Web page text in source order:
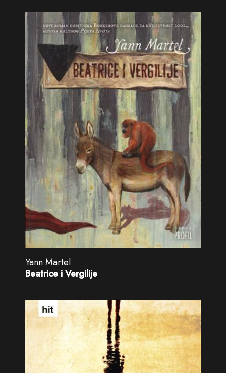
Yann Martel
Beatrice i Vergilije